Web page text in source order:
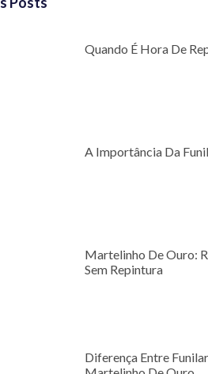
Quando É Hora De
A Importância Da
Martelinho De Ouro:
Sem Repintura
Diferença Entre